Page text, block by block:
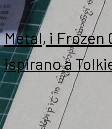
Metal, i Frozen
ispirano a